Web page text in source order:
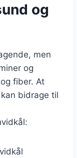
og
men
og
fiber. At
bidrage til